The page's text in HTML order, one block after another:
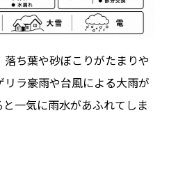
ち葉や砂ぼこりがたまりや
ラ豪雨や台風による大雨が
一気に雨水があふれてしま